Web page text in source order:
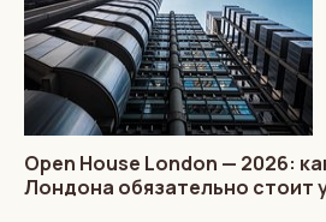
Open House London — 2026:
Лондона обязательно стоит